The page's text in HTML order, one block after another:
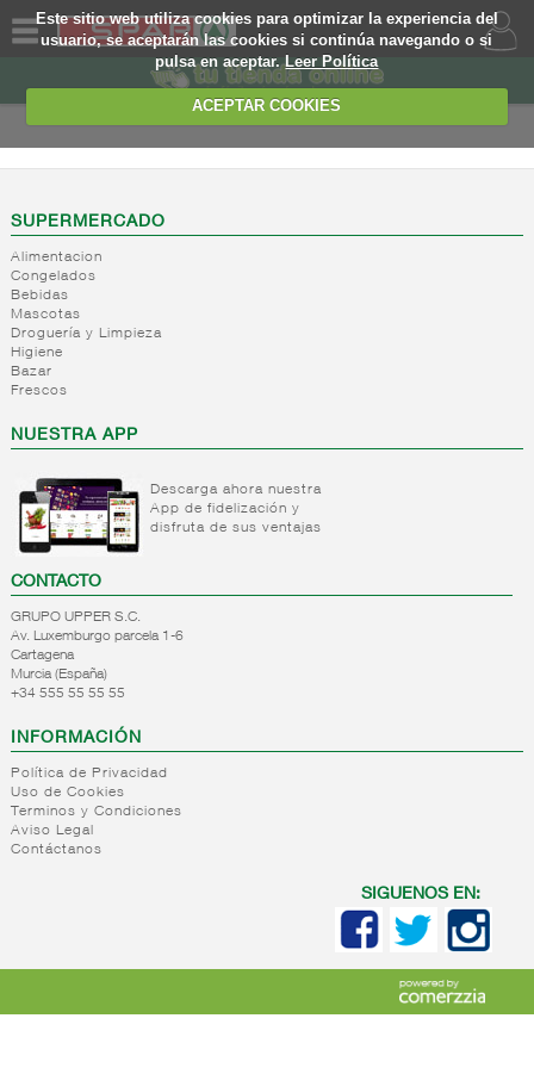
Este sitio web utiliza cookies para optimizar la experiencia del
usuario, se aceptarán las cookies si continúa navegando o si
pulsa en aceptar.Leer Política
ACEPTAR COOKIES
SOMOS
WEB
EJEMPLO
SUPERMERCADO
Alimentacion
Congelados
Bebidas
Mascotas
Droguería y Limpieza
Higiene
Bazar
Frescos
NUESTRA APP
Descarga ahora nuestra
App de fidelización y
disfruta de sus ventajas
CONTACTO
GRUPO UPPER S.C.
Av. Luxemburgo parcela 1-6
Cartagena
Murcia (España)
+34 555 55 55 55
INFORMACIÓN
Política de Privacidad
Uso de Cookies
Terminos y Condiciones
Aviso Legal
Contáctanos
SIGUENOS EN: